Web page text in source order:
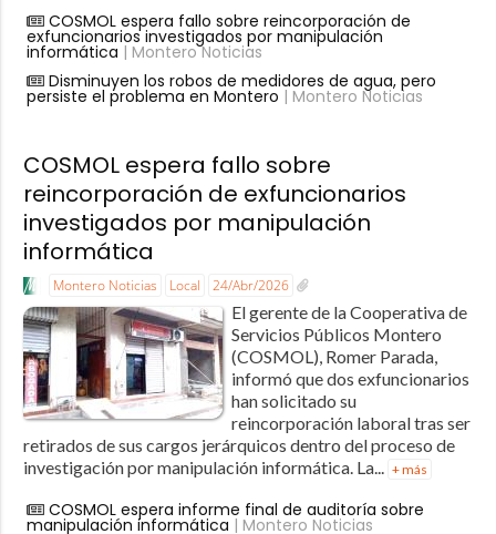
COSMOL espera fallo sobre reincorporación de
exfuncionarios investigados por manipulación
informática | Montero Noticias
Disminuyen los robos de medidores de agua, pero
persiste el problema en Montero | Montero Noticias
COSMOL espera fallo sobre
reincorporación de exfuncionarios
investigados por manipulación
informática
Montero Noticias Local 24/Abr/2026
El gerente de la Cooperativa de
Servicios Públicos Montero
(COSMOL), Romer Parada,
informó que dos exfuncionarios
han solicitado su
reincorporación laboral tras ser
retirados de sus cargos jerárquicos dentro del proceso de
investigación por manipulación informática. La...
+ más
COSMOL espera informe final de auditoría sobre
manipulación informática | Montero Noticias